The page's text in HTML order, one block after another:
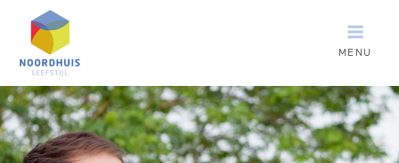
Noordhuis
Leefstijl
MENU